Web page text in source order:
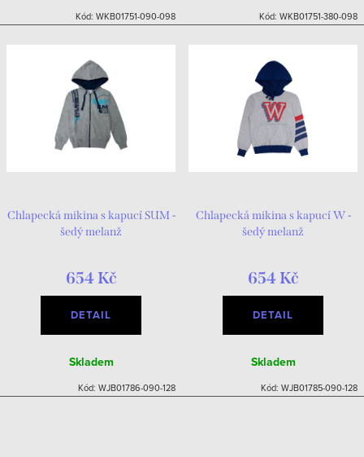
Kód: WKB01751-090-098 Kód: WKB01751-380-098
Chlapecká mikina s kapucí SUM -
šedý melanž
654 Kč
DETAIL
Skladem
Kód: WJB01786-090-128
Chlapecká mikina s kapucí W -
šedý melanž
654 Kč
DETAIL
Skladem
Kód: WJB01785-090-128